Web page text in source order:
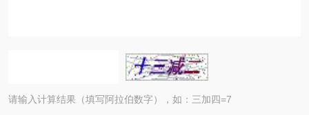
请输入计算结果（填写阿拉伯数字），如：三加四=7